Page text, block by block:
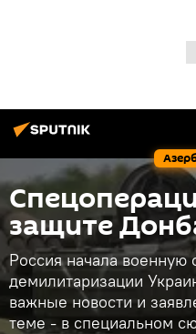
защите
Россия начала военную
демилитаризации
важные новости и
теме - в специальном